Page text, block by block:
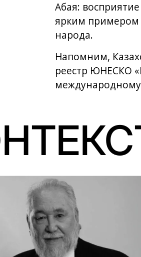
Абая:
ярким примером
народа.
Напомним,
реестр ЮНЕСКО